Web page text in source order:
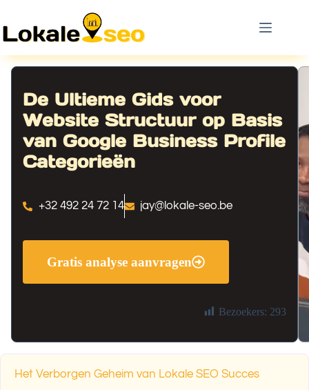
De Ultieme Gids voor
Website Structuur op Basis
van Google Business Profile
Categorieën
+32 492 24 72 14 jay@lokale-seo.be
Gratis analyse aanvragen
Bezoekers: 293
Het Verborgen Geheim van Lokale SEO Succes